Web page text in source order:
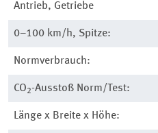
Antrieb, Getriebe
0–100 km/h, Spitze:
Normverbrauch:
CO2-Ausstoß Norm/Test:
Länge x Breite x Höhe: